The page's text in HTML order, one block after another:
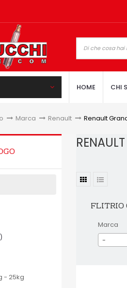
HOME CHI
> Marca > Renault > Renault
- 25kg
FLITRIO
Marca
-